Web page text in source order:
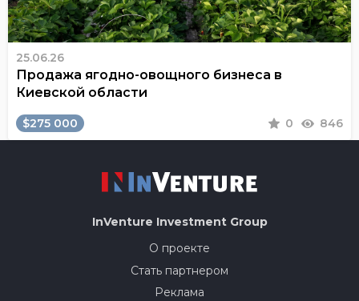
25.06.26
Продажа ягодно-овощного бизнеса в
Киевской области
$275 000 0 846
InVenture Investment Group
О проекте
Стать партнером
Реклама